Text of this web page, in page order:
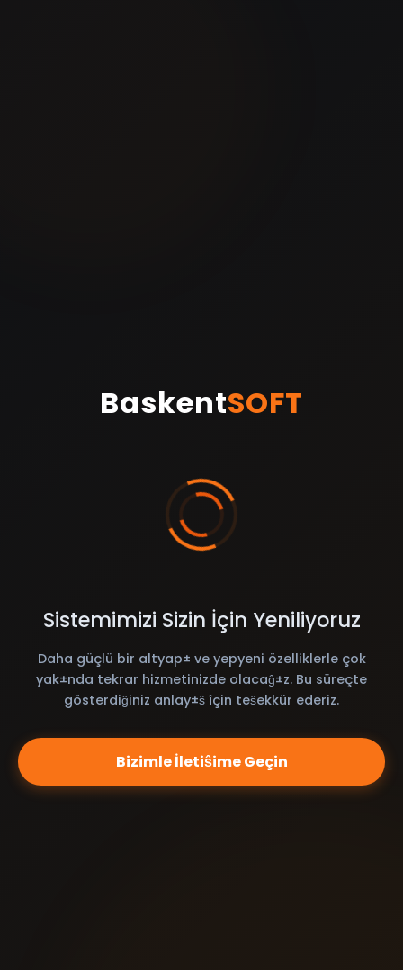
BaskentSOFT
Sistemimizi Sizin İçin Yeniliyoruz
Daha güçlü bir altyap± ve yepyeni özelliklerle çok
yak±nda tekrar hizmetinizde olacaĝ±z. Bu süreçte
gösterdiĝiniz anlay±ŝ îçin teŝekkür ederiz.
Bizimle İletiŝime Geçin